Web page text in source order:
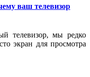
ваш телевизор
телевизор, мы редко
экран для просмотра